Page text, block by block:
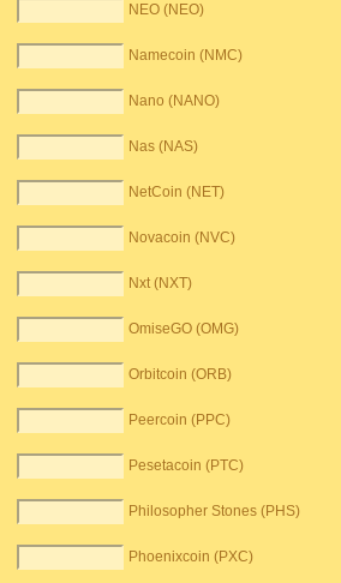
NEO (NEO)
Namecoin (NMC)
Nano (NANO)
Nas (NAS)
NetCoin (NET)
Novacoin (NVC)
Nxt (NXT)
OmiseGO (OMG)
Orbitcoin (ORB)
Peercoin (PPC)
Pesetacoin (PTC)
Philosopher Stones (PHS)
Phoenixcoin (PXC)